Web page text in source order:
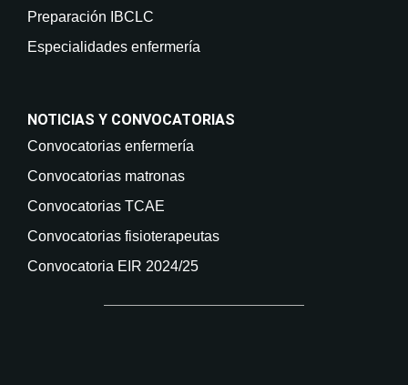
Preparación IBCLC
Especialidades enfermería
NOTICIAS Y CONVOCATORIAS
Convocatorias enfermería
Convocatorias matronas
Convocatorias TCAE
Convocatorias fisioterapeutas
Convocatoria EIR 2024/25